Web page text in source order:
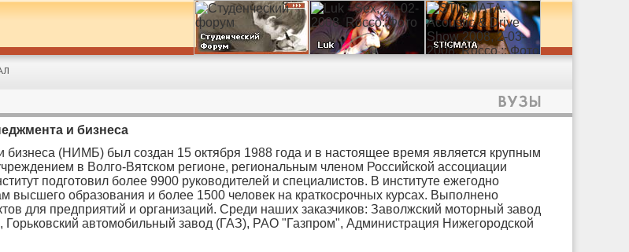
и бизнеса
бизнеса (НИМБ) был создан 15 октября 1988 года и в настоящее время является крупным
в Волго-Вятском регионе, региональным членом Российской ассоциации
подготовил более 9900 руководителей и специалистов. В институте ежегодно
высшего образования и более 1500 человек на краткосрочных курсах. Выполнено
для предприятий и организаций. Среди наших заказчиков: Заволжский моторный завод
автомобильный завод (ГАЗ), РАО "Газпром", Администрация Нижегородской